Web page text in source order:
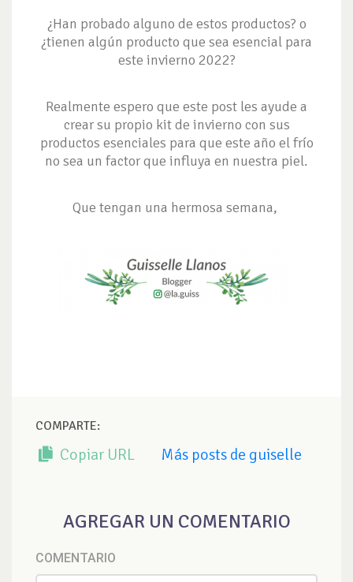
¿Han probado alguno de estos productos? o
¿tienen algún producto que sea esencial para
este invierno 2022?
Realmente espero que este post les ayude a
crear su propio kit de invierno con sus
productos esenciales para que este año el frío
no sea un factor que influya en nuestra piel.
Que tengan una hermosa semana,
COMPARTE:
Copiar URL Más posts de guiselle
AGREGAR UN COMENTARIO
COMENTARIO